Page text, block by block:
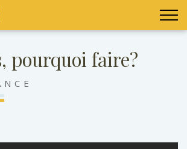
pourquoi faire?